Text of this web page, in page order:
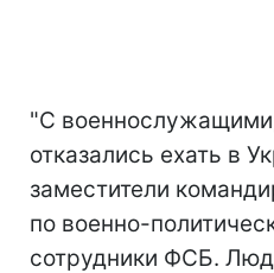
"С
отказались ехать в
заместители
по военно-
сотрудники ФСБ.